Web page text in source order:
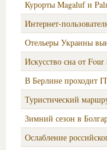
Курорты Magaluf и
Интернет-
Отельеры Украины
Искусство сна от Four
В Берлине проходит
Туристический
Зимний сезон в
Ослабление